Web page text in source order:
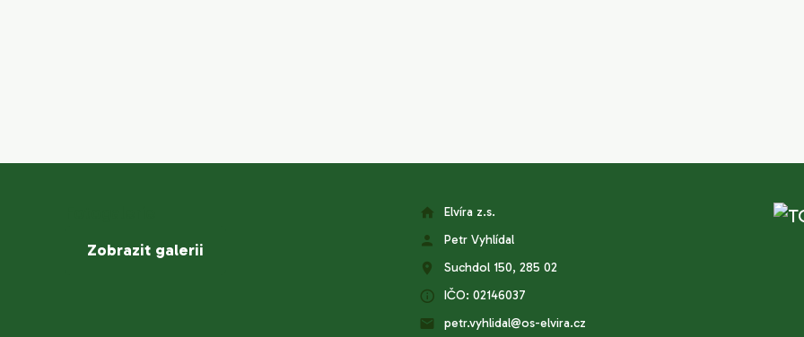
Zobrazit galerii
Elvíra z.s.
Petr Vyhlídal
Suchdol 150, 285 02
IČO: 02146037
petr.vyhlidal@os-elvira.cz